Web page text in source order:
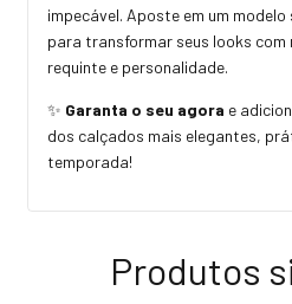
impecável. Aposte em um
para transformar seus looks com
requinte e personalidade.
✨ Garanta o seu agora e
dos calçados mais elegantes,
temporada!
Produtos